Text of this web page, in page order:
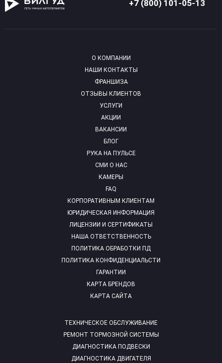
+7 (800) 101-05-13
О КОМПАНИИ
НАШИ КОНТАКТЫ
ФРАНШИЗА
ОТЗЫВЫ КЛИЕНТОВ
УСЛУГИ
АКЦИИ
ВАКАНСИИ
БЛОГ
РУКА НА ПУЛЬСЕ
СМИ О НАС
КАМЕРЫ
FAQ
ТЕХНИЧЕСКОЕ ОБСЛУЖИВАНИЕ
РЕМОНТ ТОРМОЗНОЙ СИСТЕМЫ
ДИАГНОСТИКА ПОДВЕСКИ
ДИАГНОСТИКА ДВИГАТЕЛЯ
КОРПОРАТИВНЫМ КЛИЕНТАМ
ЮРИДИЧЕСКАЯ ИНФОРМАЦИЯ
ЛИЦЕНЗИИ И СЕРТИФИКАТЫ
НАША ОТВЕТСТВЕННОСТЬ
ПОЛИТИКА ОБРАБОТКИ ПД
ПОЛИТИКА КОНФИДЕНЦИАЛЬСТИ
ГАРАНТИИ
КАРТА БРЕНДОВ
КАРТА САЙТА